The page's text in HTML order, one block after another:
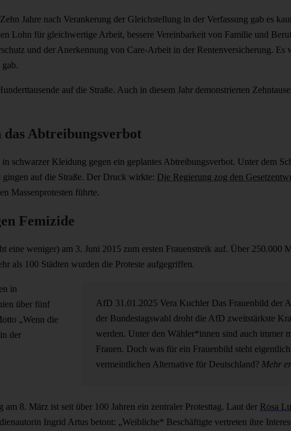
Jahre nach Verankerung der Gleichstellung in der Verfassung gab es
Lohn für gleichwertige Arbeit, bessere Vereinbarkeit von Familie und
und der Anerkennung von Care-Arbeit in der Rentenversicherung. Es
auf die Straße. Auch in diesem Jahr demonstrierten
das Abtreibungsverbot
schwarzer Kleidung gegen ein geplantes Abtreibungsverbot. Unter dem
gingen auf die Straße. Der Druck wirkte: Die Regierung zog den
Massenprotesten führte.
Femizide
eine weniger) am 3. Juni 2015 zum ersten Frauenstreik auf. Über 250.000
als 100 Städten wurden die Proteste aufgegriffen.
AfD 31.01.2025 Vera Kuchler Das Frauenbild der
der Bundestagswahl droht die AfD zweitstärkste
werden. Unter den Wähler*innen sind auch immer
Frauen. Doch was für ein Frauenbild steht
vermeintlichen Alternative für Deutschland? Mehr
in
über fünf
„Wenn die
der
8. März ist seit über 100 Jahren ein zentraler Protesttag. Laut der Rosa
Ingrid Artus betont: „Weibliche* Beschäftigte vertreten ihre